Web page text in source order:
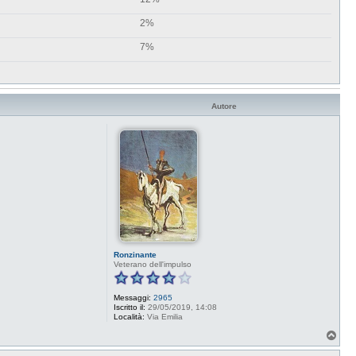
2%
7%
Autore
Ronzinante
Veterano dell'impulso
Messaggi: 2965
Iscritto il: 29/05/2019, 14:08
Località: Via Emilia
o